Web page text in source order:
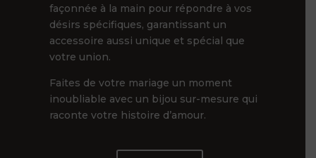
façonnée à la main pour répondre à vos
désirs spécifiques, garantissant un
accessoire aussi unique et spécial que
votre union.
Faites de votre mariage un moment
inoubliable avec un bijou sur-mesure qui
raconte votre histoire d’amour.